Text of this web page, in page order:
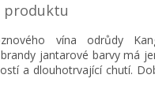
produktu
vína odrůdy
jantarové barvy má
a dlouhotrvající chutí.